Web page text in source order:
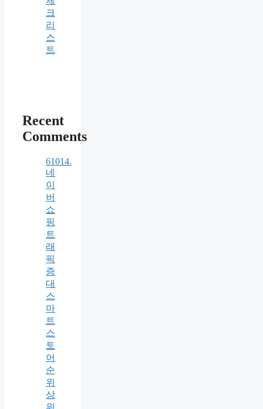
크
리
스
트
Recent
Comments
61014.
네
이
버
쇼
핑
트
래
픽
증
대
스
마
트
스
토
어
순
위
상
위